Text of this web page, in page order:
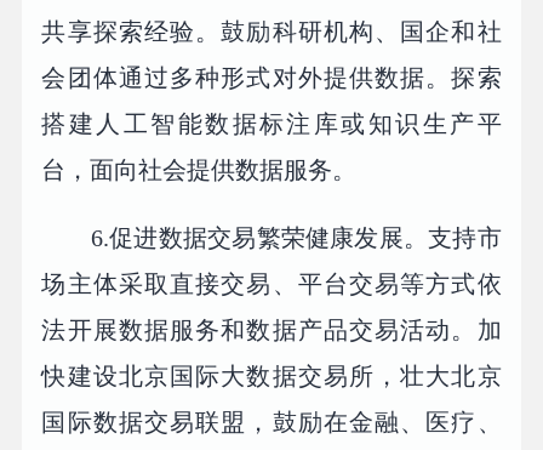
共享探索经验。鼓励科研机构、国企和社
会团体通过多种形式对外提供数据。探索
搭建人工智能数据标注库或知识生产平
台，面向社会提供数据服务。
6.促进数据交易繁荣健康发展。支持市
场主体采取直接交易、平台交易等方式依
法开展数据服务和数据产品交易活动。加
快建设北京国际大数据交易所，壮大北京
国际数据交易联盟，鼓励在金融、医疗、